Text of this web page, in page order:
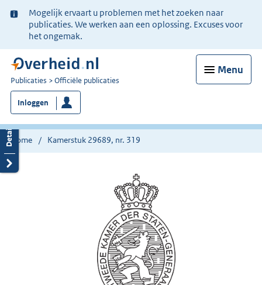
Ter
informatie:
Mogelijk ervaart u problemen met het zoeken naar
publicaties. We werken aan een oplossing. Excuses voor
het ongemak.
Menu
U
bent
nu
hier:
Publicaties Officiële publicaties
Inloggen
Home Kamerstuk 29689, nr. 319